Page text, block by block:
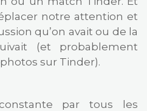
notre attention et
qu’on avait ou de la
(et probablement
sur Tinder).
par tous les